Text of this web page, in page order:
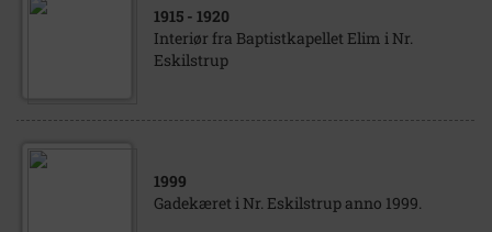
1915 - 1920
Interiør fra Baptistkapellet Elim i Nr.
Eskilstrup
1999
Gadekæret i Nr. Eskilstrup anno 1999.